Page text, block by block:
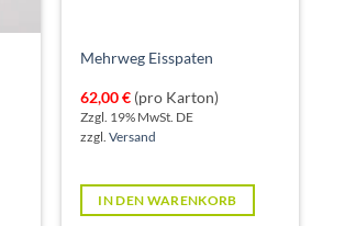
Mehrweg Eisspaten
62,00€ (pro Karton)
Zzgl. 19% MwSt. DE
zzgl.Versand
IN DEN WARENKORB